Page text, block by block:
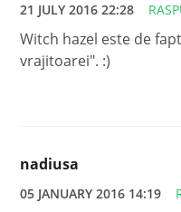
21 JULY 2016 22:28
Witch hazel este de
vrajitoarei". :)
nadiusa
05 JANUARY 2016 14:19